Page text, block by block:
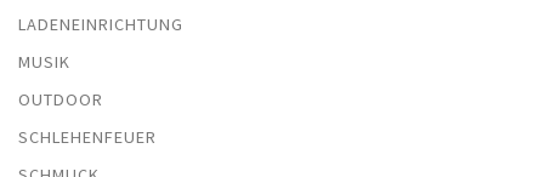
LADENEINRICHTUNG
MUSIK
OUTDOOR
SCHLEHENFEUER